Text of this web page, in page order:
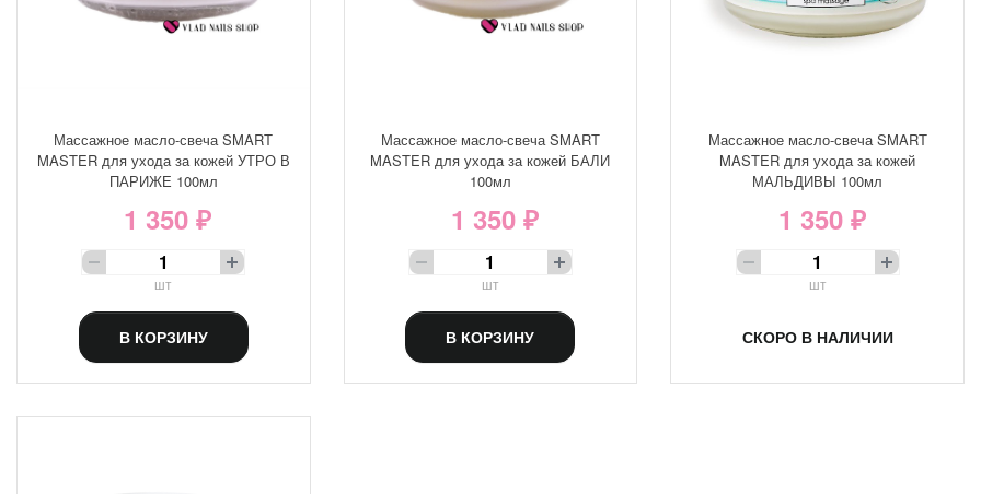
Массажное масло-свеча SMART
MASTER для ухода за кожей УТРО В
ПАРИЖЕ 100мл
1 350 ₽
шт
В КОРЗИНУ
Массажное масло-свеча SMART
MASTER для ухода за кожей БАЛИ
100мл
1 350 ₽
шт
В КОРЗИНУ
Массажное масло-свеча SMART
MASTER для ухода за кожей
МАЛЬДИВЫ 100мл
1 350 ₽
шт
СКОРО В НАЛИЧИИ